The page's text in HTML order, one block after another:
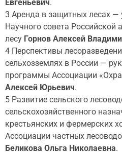
Евгеньевич.
3 Аренда в защитных лесах —
Научного совета
лесу Горнов Алексей
4 Перспективы
сельхозземлях в России —
программы Ассоциации
Алексей Юрьевич.
5 Развитие сельского
сельскохозяйственного
крестьянских и фермерских
Ассоциации частных
Беликова Ольга Николаевна.